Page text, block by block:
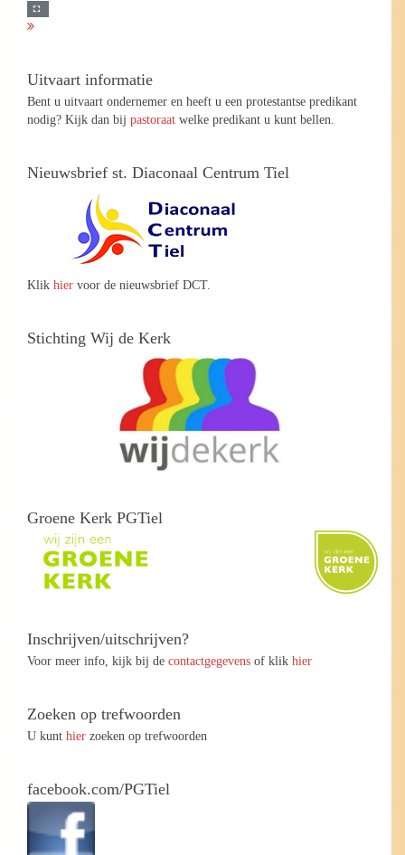
Uitvaart informatie
Bent u uitvaart ondernemer en heeft u een protestantse predikant
nodig? Kijk dan bij pastoraat welke predikant u kunt bellen.
Nieuwsbrief st. Diaconaal Centrum Tiel
Klik hier voor de nieuwsbrief DCT.
Stichting Wij de Kerk
Groene Kerk PGTiel
Inschrijven/uitschrijven?
Voor meer info, kijk bij de contactgegevens of klik hier
Zoeken op trefwoorden
U kunt hier zoeken op trefwoorden
facebook.com/PGTiel